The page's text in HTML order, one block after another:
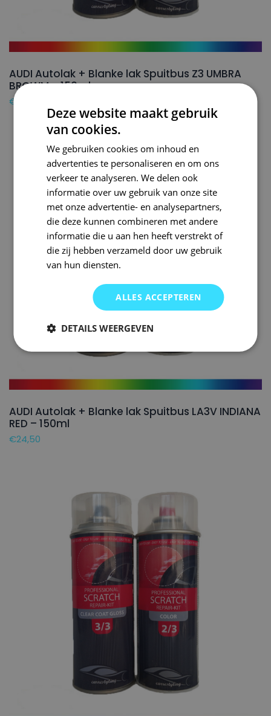
AUDI Autolak + Blanke lak Spuitbus Z3 UMBRA
BROWM – 150ml
€
AUDI Autolak + Blanke lak Spuitbus LA3V INDIANA
RED – 150ml
€24,50
Deze website maakt gebruik
van cookies.
We gebruiken cookies om inhoud en
advertenties te personaliseren en om ons
verkeer te analyseren. We delen ook
informatie over uw gebruik van onze site
met onze advertentie- en analysepartners,
die deze kunnen combineren met andere
informatie die u aan hen heeft verstrekt of
die zij hebben verzameld door uw gebruik
van hun diensten.
ALLES ACCEPTEREN
DETAILS WEERGEVEN